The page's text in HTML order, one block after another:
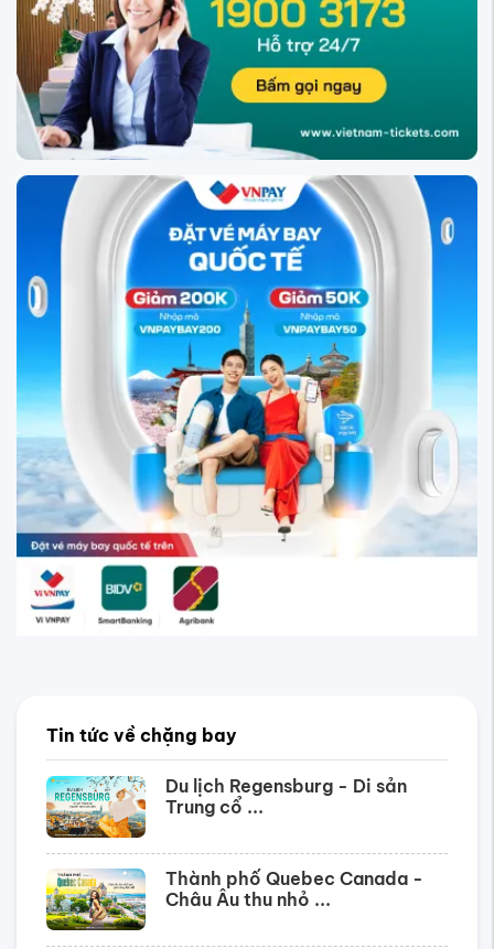
Tin tức về chặng bay
Du lịch Regensburg - Di sản
Trung cổ ...
Thành phố Quebec Canada -
Châu Âu thu nhỏ ...